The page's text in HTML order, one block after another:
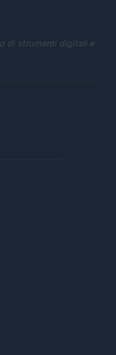
di strumenti digitali e